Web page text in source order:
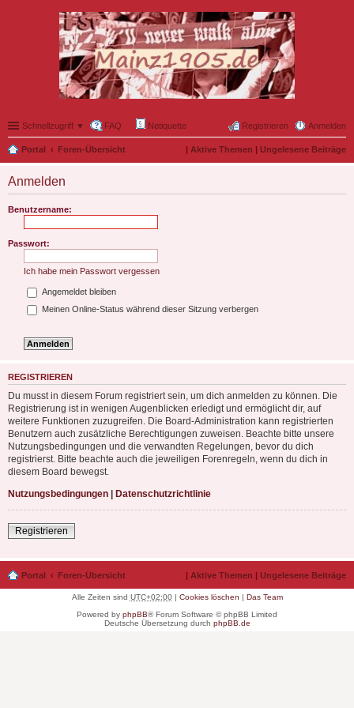
Schnellzugriff ▼ FAQ Netiquette Anmelden
Registrieren
Portal Foren-Übersicht | Aktive Themen | Ungelesene Beiträge
Anmelden
Benutzername:
Passwort:
Ich habe mein Passwort vergessen
Angemeldet bleiben
Meinen Online-Status während dieser Sitzung verbergen
REGISTRIEREN
Du musst in diesem Forum registriert sein, um dich anmelden zu können. Die
Registrierung ist in wenigen Augenblicken erledigt und ermöglicht dir, auf
weitere Funktionen zuzugreifen. Die Board-Administration kann registrierten
Benutzern auch zusätzliche Berechtigungen zuweisen. Beachte bitte unsere
Nutzungsbedingungen und die verwandten Regelungen, bevor du dich
registrierst. Bitte beachte auch die jeweiligen Forenregeln, wenn du dich in
diesem Board bewegst.
Nutzungsbedingungen | Datenschutzrichtlinie
Registrieren
Portal Foren-Übersicht | Aktive Themen | Ungelesene Beiträge
Alle Zeiten sind UTC+02:00| Cookies löschen | Das Team
Powered by phpBB® Forum Software © phpBB Limited
Deutsche Übersetzung durch phpBB.de